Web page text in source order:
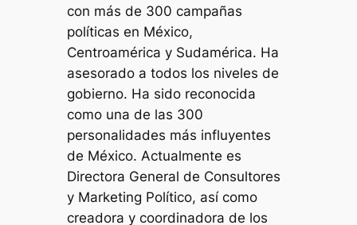
con más de 300 campañas
políticas en México,
Centroamérica y Sudamérica. Ha
asesorado a todos los niveles de
gobierno. Ha sido reconocida
como una de las 300
personalidades más influyentes
de México. Actualmente es
Directora General de Consultores
y Marketing Político, así como
creadora y coordinadora de los